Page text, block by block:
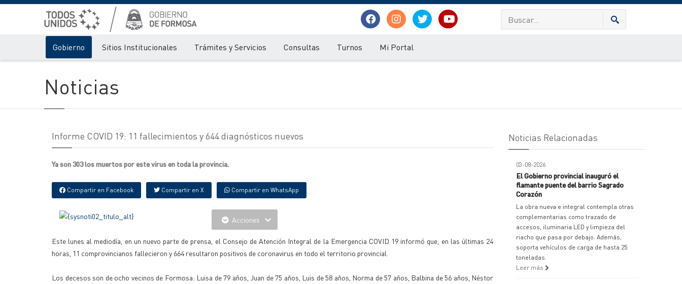
Gobierno Sitios Institucionales Trámites y Servicios Consultas Turnos Mi Portal
Noticias
Informe COVID 19: 11 fallecimientos y 644 diagnósticos nuevos
Ya son 303 los muertos por este virus en toda la provincia.
Compartir en Facebook Compartir en X Compartir en WhatsApp
Acciones
Este lunes al mediodía, en un nuevo parte de prensa, el Consejo de Atención Integral de la Emergencia COVID 19 informó que, en las últimas 24
horas, 11 comprovincianos fallecieron y 664 resultaron positivos de coronavirus en todo el territorio provincial.
Los decesos son de ocho vecinos de Formosa: Luisa de 79 años, Juan de 75 años, Luis de 58 años, Norma de 57 años, Balbina de 56 años, Néstor
Noticias Relacionadas
03-08-2026
El Gobierno provincial inauguró el
flamante puente del barrio Sagrado
Corazón
La obra nueva e integral contempla otras
complementarias como trazado de
accesos, iluminaria LED y limpieza del
riacho que pasa por debajo. Además,
soporta vehículos de carga de hasta 25
toneladas.
Leer más